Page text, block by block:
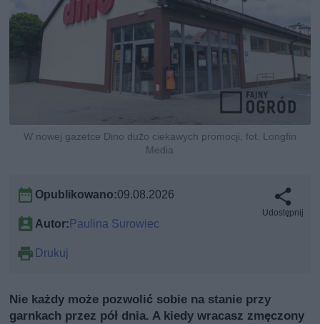
W nowej gazetce Dino dużo ciekawych promocji, fot. Longfin
Media
Opublikowano:09.08.2026
Autor: Paulina Surowiec
Drukuj
Udostępnij
Nie każdy może pozwolić sobie na stanie przy
garnkach przez pół dnia. A kiedy wracasz zmęczony